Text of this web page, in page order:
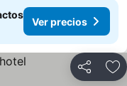
Ver precios
Compartir